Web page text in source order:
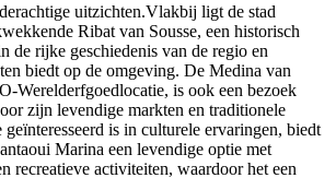
uitzichten.Vlakbij ligt de stad
Ribat van Sousse, een historisch
de rijke geschiedenis van de regio en
biedt op de omgeving. De Medina van
Werelderfgoedlocatie, is ook een bezoek
zijn levendige markten en traditionele
is in culturele ervaringen, biedt
Marina een levendige optie met
recreatieve activiteiten, waardoor het een